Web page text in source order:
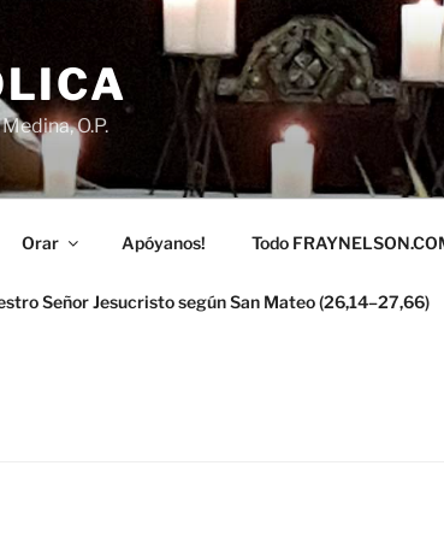
O.P.
Orar Apóyanos! Todo
Señor Jesucristo según San Mateo (26,14–27,66)